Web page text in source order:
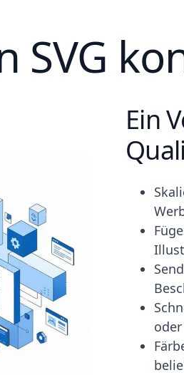
SVG
Ein